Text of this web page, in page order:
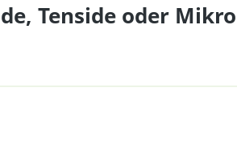
Tenside oder